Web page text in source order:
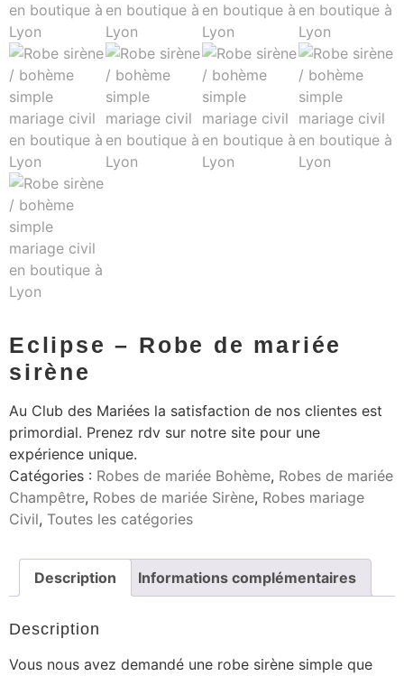
Eclipse – Robe de mariée
sirène
Au Club des Mariées la satisfaction de nos clientes est
primordial. Prenez rdv sur notre site pour une
expérience unique.
Catégories : Robes de mariée Bohème, Robes de mariée
Champêtre, Robes de mariée Sirène, Robes mariage
Civil, Toutes les catégories
Description Informations complémentaires
Description
Vous nous avez demandé une robe sirène simple que